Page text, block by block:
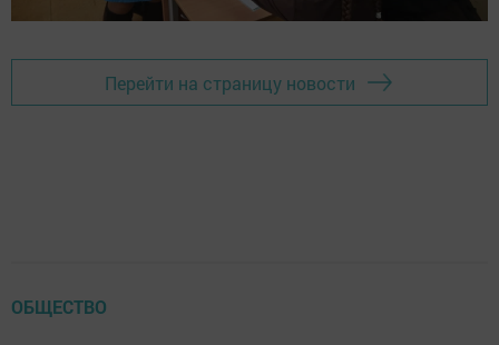
Перейти на страницу новости
ОБЩЕСТВО